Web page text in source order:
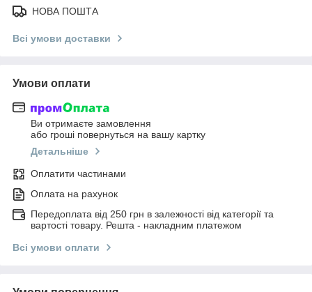
НОВА ПОШТА
Всі умови доставки
Умови оплати
Ви отримаєте замовлення
або гроші повернуться на вашу картку
Детальніше
Оплатити частинами
Оплата на рахунок
Передоплата від 250 грн в залежності від категорії та
вартості товару. Решта - накладним платежом
Всі умови оплати